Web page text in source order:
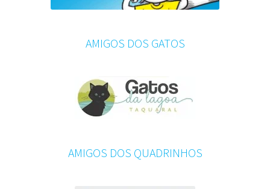
AMIGOS DOS GATOS
AMIGOS DOS QUADRINHOS